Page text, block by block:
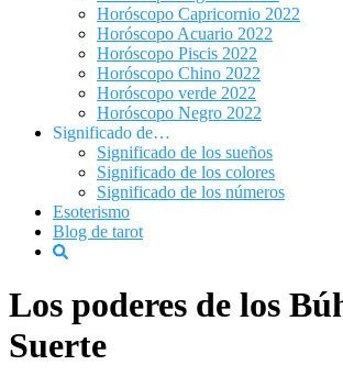
Horóscopo Capricornio 2022
Horóscopo Acuario 2022
Horóscopo Piscis 2022
Horóscopo Chino 2022
Horóscopo verde 2022
Horóscopo Negro 2022
Significado de…
Significado de los sueños
Significado de los colores
Significado de los números
Esoterismo
Blog de tarot
Los poderes de los
Suerte